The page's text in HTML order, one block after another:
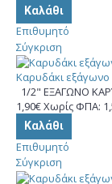
Καλάθι
Επιθυμητό
Σύγκριση
Καρυδάκι εξάγωνο
1/2" ΕΞΑΓΩΝΟ
1,90€Χωρίς ΦΠΑ:
Καλάθι
Επιθυμητό
Σύγκριση